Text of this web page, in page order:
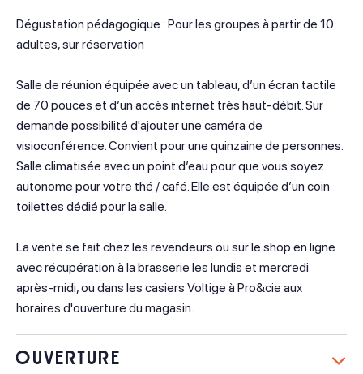
Dégustation pédagogique : Pour les groupes à partir de 10
adultes, sur réservation
Salle de réunion équipée avec un tableau, d’un écran tactile
de 70 pouces et d’un accès internet très haut-débit. Sur
demande possibilité d'ajouter une caméra de
visioconférence. Convient pour une quinzaine de personnes.
Salle climatisée avec un point d’eau pour que vous soyez
autonome pour votre thé / café. Elle est équipée d’un coin
toilettes dédié pour la salle.
La vente se fait chez les revendeurs ou sur le shop en ligne
avec récupération à la brasserie les lundis et mercredi
après-midi, ou dans les casiers Voltige à Pro&cie aux
horaires d'ouverture du magasin.
Ouverture